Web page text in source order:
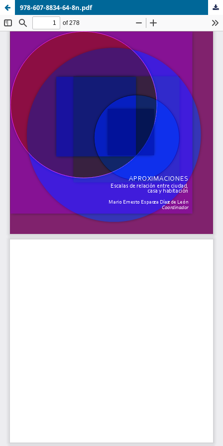
978-607-8834-64-8n.pdf